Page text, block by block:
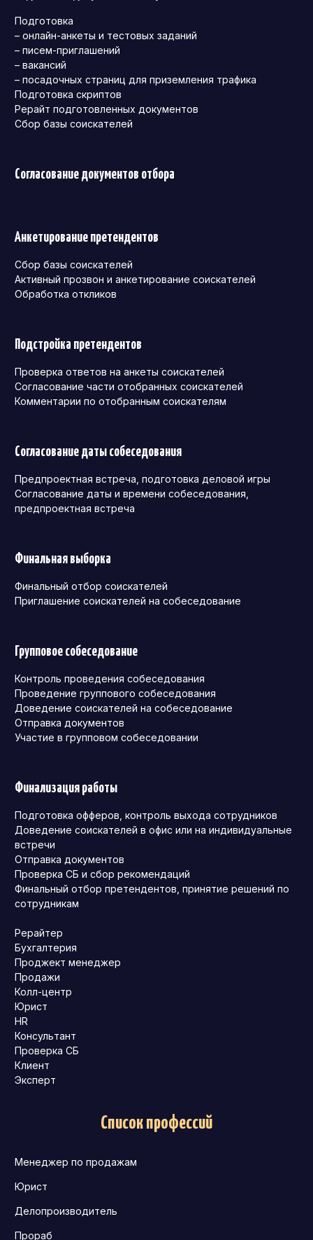
Подготовка
– онлайн-анкеты и тестовых заданий
– писем-приглашений
– вакансий
– посадочных страниц для приземления трафика
Подготовка скриптов
Рерайт подготовленных документов
Сбор базы соискателей
Согласование документов отбора
Анкетирование претендентов
Сбор базы соискателей
Активный прозвон и анкетирование соискателей
Обработка откликов
Подстройка претендентов
Проверка ответов на анкеты соискателей
Согласование части отобранных соискателей
Комментарии по отобранным соискателям
Согласование даты собеседования
Предпроектная встреча, подготовка деловой игры
Согласование даты и времени собеседования,
предпроектная встреча
Финальная выборка
Финальный отбор соискателей
Приглашение соискателей на собеседование
Групповое собеседование
Контроль проведения собеседования
Проведение группового собеседования
Доведение соискателей на собеседование
Отправка документов
Участие в групповом собеседовании
Финализация работы
Подготовка офферов, контроль выхода сотрудников
Доведение соискателей в офис или на индивидуальные
встречи
Отправка документов
Проверка СБ и сбор рекомендаций
Финальный отбор претендентов, принятие решений по
сотрудникам
Рерайтер
Бухгалтерия
Проджект менеджер
Продажи
Колл-центр
Юрист
HR
Консультант
Проверка СБ
Клиент
Эксперт
Список профессий
Менеджер по продажам
Юрист
Делопроизводитель
Прораб